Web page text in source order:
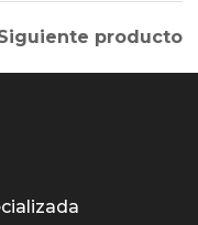
producto